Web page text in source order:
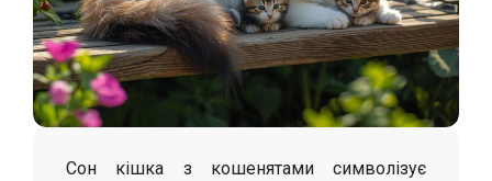
х
а
Сон кішка з кошенятами символізує